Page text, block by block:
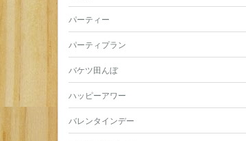
パーティー
パーティプラン
バケツ田んぼ
ハッピーアワー
バレンタインデー